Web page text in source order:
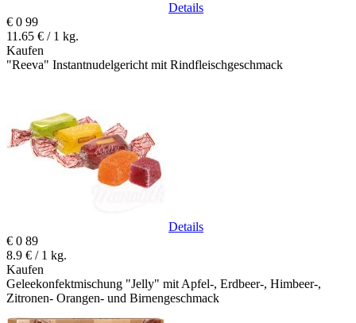
Details
€ 0 99
11.65 € / 1 kg.
Kaufen
"Reeva" Instantnudelgericht mit Rindfleischgeschmack
Details
€ 0 89
8.9 € / 1 kg.
Kaufen
Geleekonfektmischung "Jelly" mit Apfel-, Erdbeer-, Himbeer-,
Zitronen- Orangen- und Birnengeschmack